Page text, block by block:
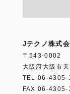
Jテクノ株式
〒543-0002
大阪府大阪市
TEL 06-4305-
FAX 06-4305-